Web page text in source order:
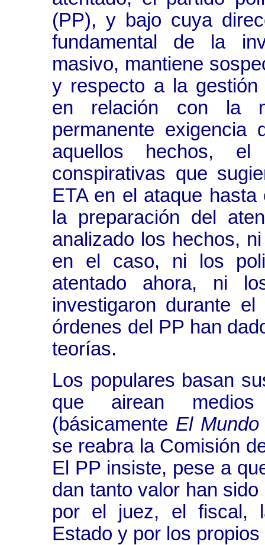
(PP), y bajo cuya
fundamental de la
masivo, mantiene
y respecto a la gestión
en relación con la
permanente exigencia
aquellos hechos,
conspirativas que
ETA en el ataque
la preparación del
analizado los hechos,
en el caso, ni los
atentado ahora, ni
investigaron durante
órdenes del PP han
teorías.
Los populares basan
que airean
(básicamente El Mundo
se reabra la Comisión
El PP insiste, pese a
dan tanto valor han
por el juez, el fiscal,
Estado y por los